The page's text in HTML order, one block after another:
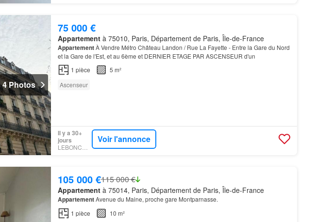
4 Photos
75 000 €
Appartementà 75010, Paris, Département de Paris, Île-de-France
AppartementÀ Vendre Métro Château Landon / Rue La Fayette - Entre la Gare du Nord
et la Gare de l'Est, et au 6ème et DERNIER ETAGE PAR ASCENSEUR d'un
1 pièce
5 m²
Ascenseur
Il y a 30+
jours
Voir l'annonce
105 000 €115 000 €
Appartementà 75014, Paris, Département de Paris, Île-de-France
AppartementAvenue du Maine, proche gare Montparnasse.
1 pièce 10 m²